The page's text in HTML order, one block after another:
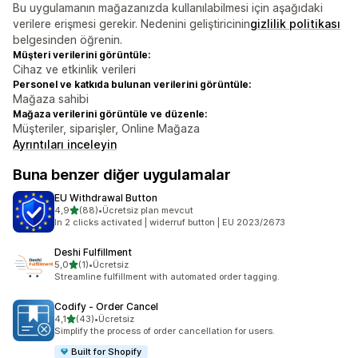
Bu uygulamanın mağazanızda kullanılabilmesi için aşağıdaki
verilere erişmesi gerekir. Nedenini geliştiriciningizlilik politikası
belgesinden öğrenin.
Müşteri verilerini görüntüle:
Cihaz ve etkinlik verileri
Personel ve katkıda bulunan verilerini görüntüle:
Mağaza sahibi
Mağaza verilerini görüntüle ve düzenle:
Müşteriler, siparişler, Online Mağaza
Ayrıntıları inceleyin
Buna benzer diğer uygulamalar
EU Withdrawal Button
4,95 yıldız üzerinden
(88)
toplam 88 değerlendirme
•Ücretsiz plan mevcut
In 2 clicks activated | widerruf button | EU 2023/2673
Deshi Fulfillment
5,05 yıldız üzerinden
(1)
toplam 1 değerlendirme
•Ücretsiz
Streamline fulfillment with automated order tagging.
Codify ‑ Order Cancel
4,15 yıldız üzerinden
(43)
toplam 43 değerlendirme
•Ücretsiz
Simplify the process of order cancellation for users.
Built for Shopify